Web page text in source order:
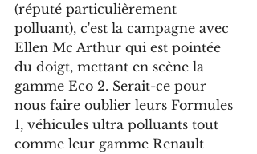
(réputé particulièrement
polluant), c'est la campagne avec
Ellen Mc Arthur qui est pointée
du doigt, mettant en scène la
gamme Eco 2. Serait-ce pour
nous faire oublier leurs Formules
1, véhicules ultra polluants tout
comme leur gamme Renault